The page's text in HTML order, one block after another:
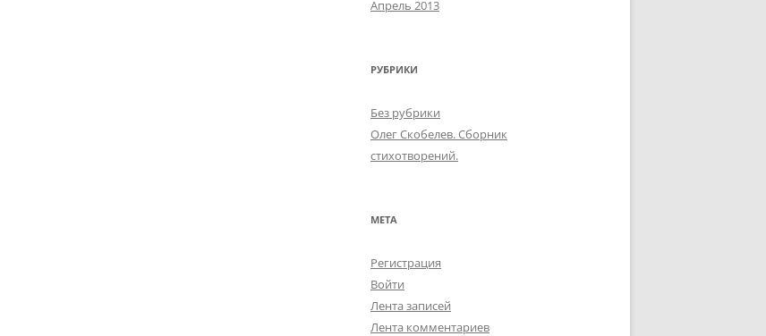
Апрель 2013
РУБРИКИ
Без рубрики
Олег Скобелев. Сборник
стихотворений.
МЕТА
Регистрация
Войти
Лента записей
Лента комментариев